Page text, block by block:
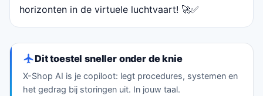
horizonten in de virtuele luchtvaart! 🚀✅
Dit toestel sneller onder de knie
X-Shop AI is je copiloot: legt procedures, systemen en
het gedrag bij storingen uit. In jouw taal.